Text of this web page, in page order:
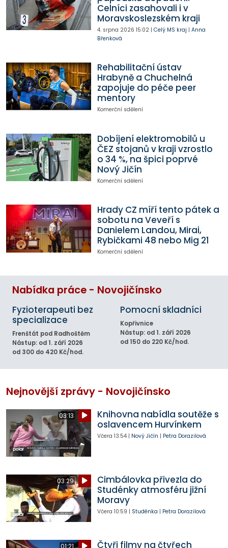
Celníci zasahovali i v
Moravskoslezském kraji
4. srpna 2026 15:02| Celý MS kraj | Anna
Břenková
Rehabilitační ústav
Hrabyně a Chuchelná
zapojuje do péče peer
mentory
Komerční sdělení
Dobíjení elektromobilů u
ČEZ stojanů v kraji vzrostlo
o 34 %, na špici poprvé
Nový Jičín
Komerční sdělení
Hrady CZ míří tento pátek a
sobotu na Veveří s
Danielem Landou, Mirai,
Rybičkami 48 nebo Mig 21
Komerční sdělení
Nabídka práce - Novojičínsko
Fyzioterapeuti bez
specializace
Frenštát pod Radhoštěm
Nástup: od 1. září 2026
od 300 do 420 Kč/hod.
Pomocní skladníci
Kopřivnice
Nástup: od 1. září 2026
od 150 do 220 Kč/hod.
Nejnovější zprávy - Novojičínsko
03:13
Knihovna nabídla soutěže s
oslavencem Hurvínkem
Včera 13:54| Nový Jičín | Petra Dorazilová
03:29
Cimbálovka přivezla do
Studénky atmosféru jižní
Moravy
Včera 10:59 | Studénka | Petra Dorazilová
01:21
Čtyři filmy na čtyřech